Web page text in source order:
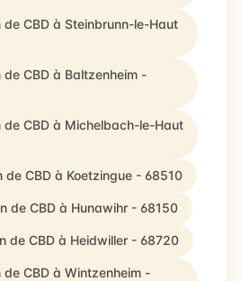
CBD à Steinbrunn-le-Haut
CBD à Baltzenheim -
CBD à Michelbach-le-Haut
CBD à Koetzingue - 68510
de CBD à Hunawihr - 68150
de CBD à Heidwiller - 68720
CBD à Wintzenheim -